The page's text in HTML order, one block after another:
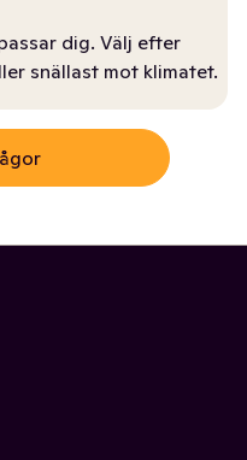
dig. Välj efter
snällast mot klimatet.